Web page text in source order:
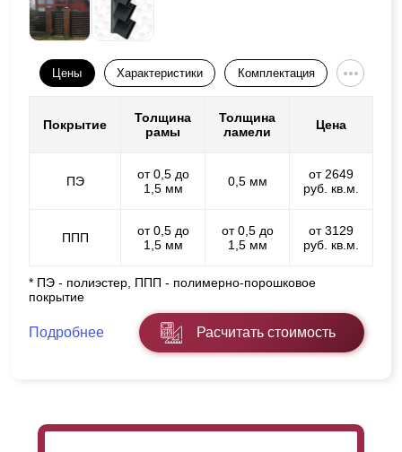
Цены Характеристики Комплектация
Покрытие
Толщина
рамы
Толщина
ламели
Цена
ПЭ
от 0,5 до
1,5 мм
0,5 мм
от 2649
руб. кв.м.
ППП
от 0,5 до
1,5 мм
от 0,5 до
1,5 мм
от 3129
руб. кв.м.
* ПЭ - полиэстер, ППП - полимерно-порошковое
покрытие
Подробнее Расчитать стоимость